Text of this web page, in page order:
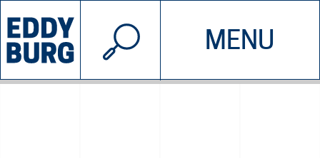
MENU
INIZIATIVE CHI SIAMO
© 2026 EDDYBURG